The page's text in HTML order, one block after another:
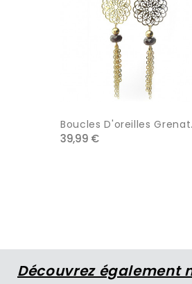
Boucles D'oreilles
39,99 €
Découvrez également